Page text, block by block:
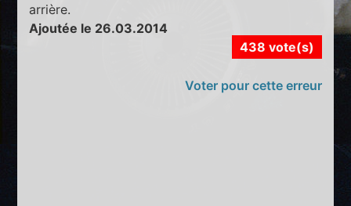
arrière.
Ajoutée le 26.03.2014
438 vote(s)
Voter pour cette erreur